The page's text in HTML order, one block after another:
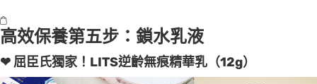
高效保養第五步：鎖水乳液
❤ 屈臣氏獨家！LITS逆齡無痕精華乳（12g）